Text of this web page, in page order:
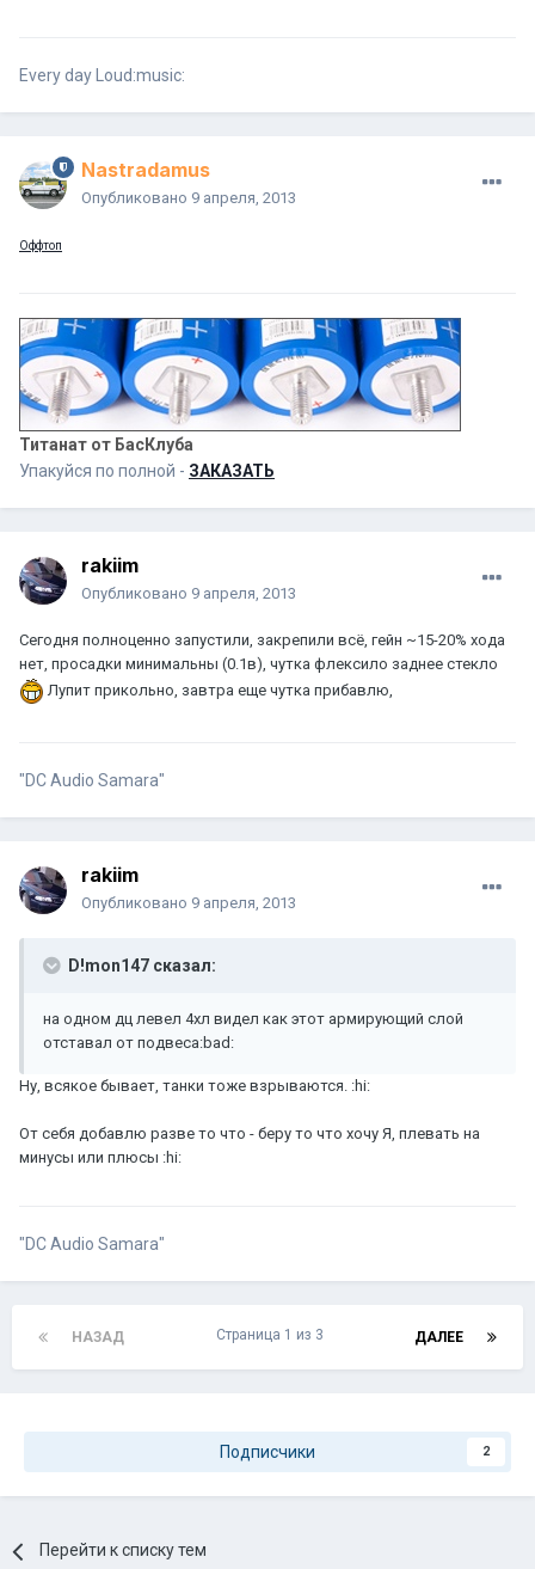
Every day Loud:music:
Nastradamus
Опубликовано 9 апреля, 2013
Оффтоп
Титанат от БасКлуба
Упакуйся по полной - ЗАКАЗАТЬ
rakiim
Опубликовано 9 апреля, 2013
Сегодня полноценно запустили, закрепили всё, гейн ~15-20% хода
нет, просадки минимальны (0.1в), чутка флексило заднее стекло
Лупит прикольно, завтра еще чутка прибавлю,
"DC Audio Samara"
rakiim
Опубликовано 9 апреля, 2013
D!mon147 сказал:
на одном дц левел 4хл видел как этот армирующий слой
отставал от подвеса:bad:
Ну, всякое бывает, танки тоже взрываются. :hi:
От себя добавлю разве то что - беру то что хочу Я, плевать на
минусы или плюсы :hi:
"DC Audio Samara"
НАЗАД ДАЛЕЕ
Страница 1 из 3
Подписчики 2
Перейти к списку тем